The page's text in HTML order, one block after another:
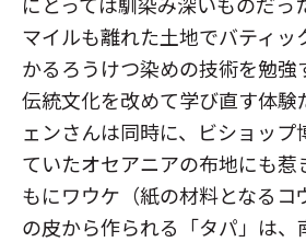
マイルも離れた土地でバティッ
かるろうけつ染めの技術を勉強
伝統文化を改めて学び直す体験
ェンさんは同時に、ビショッ
ていたオセアニアの布地にも惹
もにワウケ（紙の材料となるコ
の皮から作られる「タパ」は